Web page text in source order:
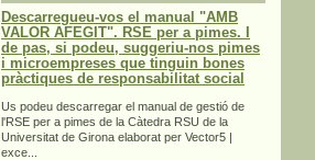
Descarregueu-vos el manual "AMB
VALOR AFEGIT". RSE per a pimes. I
de pas, si podeu, suggeriu-nos pimes
i microempreses que tinguin bones
pràctiques de responsabilitat social
Us podeu descarregar el manual de gestió de
l'RSE per a pimes de la Càtedra RSU de la
Universitat de Girona elaborat per Vector5 |
exce...